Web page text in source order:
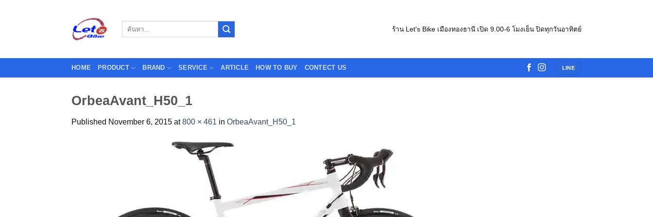
Search
ร้าน Let's Bike เมืองทองธานี เปิด 9.00-6 โมงเย็น ปิดทุกวันอาทิตย์
HOME PRODUCT BRAND SERVICE ARTICLE HOW TO BUY CONTECT US LINE
OrbeaAvant_H50_1
Published November 6, 2015 at800 × 461 in OrbeaAvant_H50_1